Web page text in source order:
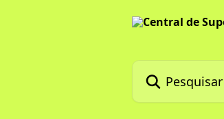
Pesquisar artigos...